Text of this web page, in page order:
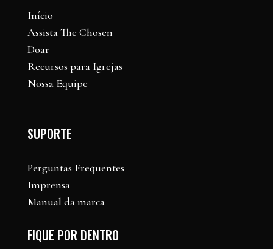
Início
Assista The Chosen
Doar
Recursos para Igrejas
Nossa Equipe
SUPORTE
Perguntas Frequentes
Imprensa
Manual da marca
FIQUE POR DENTRO